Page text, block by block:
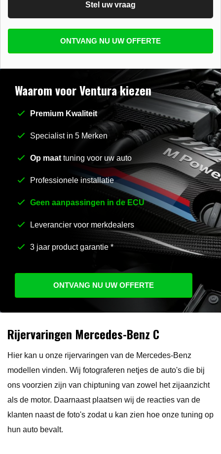
Stel uw vraag
Stel uw vraag*
ONTVANG NU UW OFFERTE
Rijervaringen Mercedes-Benz C
Hier kan u onze rijervaringen van de Mercedes-Benz
modellen vinden. Wij fotograferen netjes de auto's die bij
ons voorzien zijn van chiptuning van zowel het zijaanzicht
als de motor. Daarnaast plaatsen wij de reacties van de
klanten naast de foto's zodat u kan zien hoe onze tuning op
hun auto bevalt.
Waarom voor Ventura kiezen
Premium Kwaliteit
Specialist in 5 Merken
Op maat tuning voor uw auto
Professionele installatie
Geen aanpassingen in de ECU
Leverancier voor merkdealers
3 jaar product garantie *
ONTVANG NU UW OFFERTE